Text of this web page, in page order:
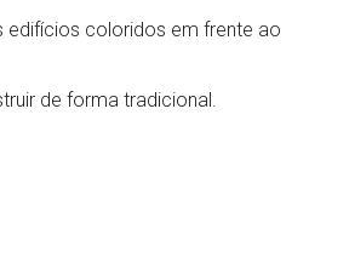
edifícios coloridos em frente ao
de forma tradicional.